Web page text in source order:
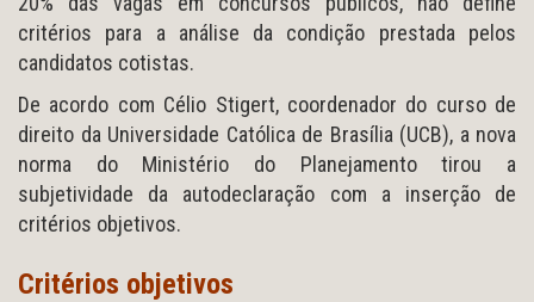
critérios para a análise da condição prestada pelos
candidatos cotistas.
De acordo com Célio Stigert, coordenador do curso de
direito da Universidade Católica de Brasília (UCB), a nova
norma do Ministério do Planejamento tirou a
subjetividade da autodeclaração com a inserção de
critérios objetivos.
Critérios objetivos